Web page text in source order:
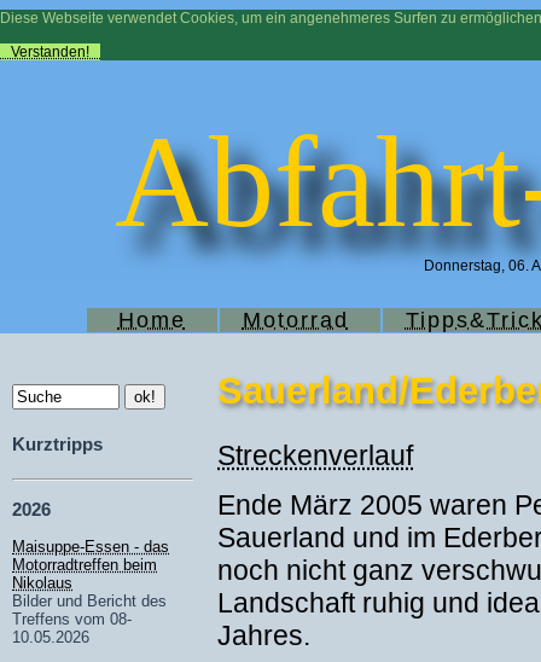
Diese Webseite verwendet Cookies, um ein angenehmeres Surfen zu
Verstanden!
Donnerstag, 06.
Home Motorrad
Kurztripps
2026
Maisuppe-Essen - das
Motorradtreffen beim
Nikolaus
Bilder und Bericht des
Treffens vom 08-
10.05.2026
Sauerland/
Streckenverlauf
Ende März 2005 waren
Sauerland und im
noch nicht ganz
Landschaft ruhig und
Jahres.